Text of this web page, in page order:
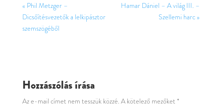
« Phil Metzger –
Dicsőítésvezetők a lelkipásztor
szemszögéből
Hamar Dániel – A világ III. –
Szellemi harc »
Hozzászólás írása
Az e-mail címet nem tesszük közzé. A kötelező mezőket *